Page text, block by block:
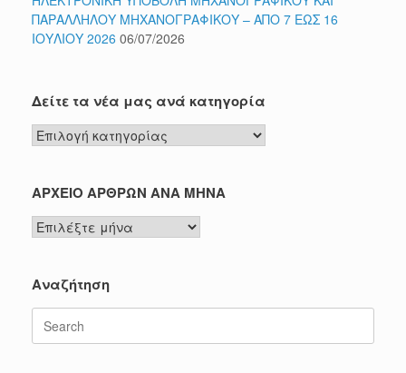
ΠΑΡΑΛΛΗΛΟΥ ΜΗΧΑΝΟΓΡΑΦΙΚΟΥ – ΑΠΟ 7 ΕΩΣ 16
ΙΟΥΛΙΟΥ 2026 06/07/2026
Δείτε τα νέα μας ανά κατηγορία
Δείτε
τα
μας
κατηγορία
ΑΡΧΕΙΟ ΑΡΘΡΩΝ ΑΝΑ ΜΗΝΑ
ΑΡΧΕΙΟ
ΑΡΘΡΩΝ
ΜΗΝΑ
Αναζήτηση
for: